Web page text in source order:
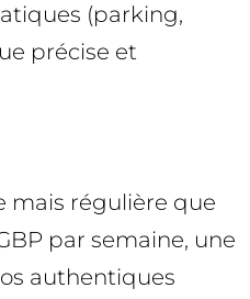
(parking,
précise et
mais régulière que
par semaine, une
authentiques